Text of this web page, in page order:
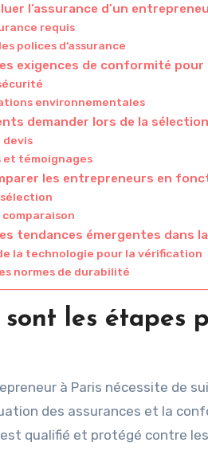
l’assurance d’un
requis
polices d’assurance
exigences de conformité
environnementales
demander lors de la
et témoignages
les entrepreneurs en
tendances émergentes dans
la technologie pour la vérification
normes de durabilité
sont les étapes
à Paris nécessite de
des assurances et la
est qualifié et protégé contre